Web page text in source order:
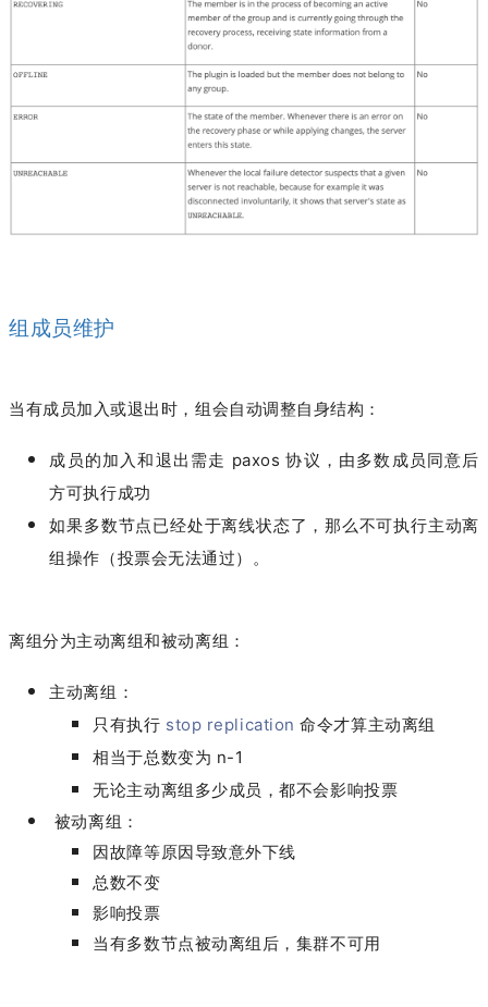
组成员维护
当有成员加入或退出时，组会自动调整自身结构：
成员的加入和退出需走 paxos 协议，由多数成员同意后
方可执行成功
如果多数节点已经处于离线状态了，那么不可执行主动离
组操作（投票会无法通过）。
离组分为主动离组和被动离组：
主动离组：
只有执行 stop replication 命令才算主动离组
相当于总数变为 n-1
无论主动离组多少成员，都不会影响投票
被动离组：
因故障等原因导致意外下线
总数不变
影响投票
当有多数节点被动离组后，集群不可用